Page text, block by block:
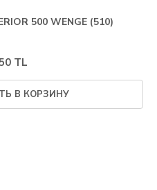
500 WENGE (510)
TL
В КОРЗИНУ